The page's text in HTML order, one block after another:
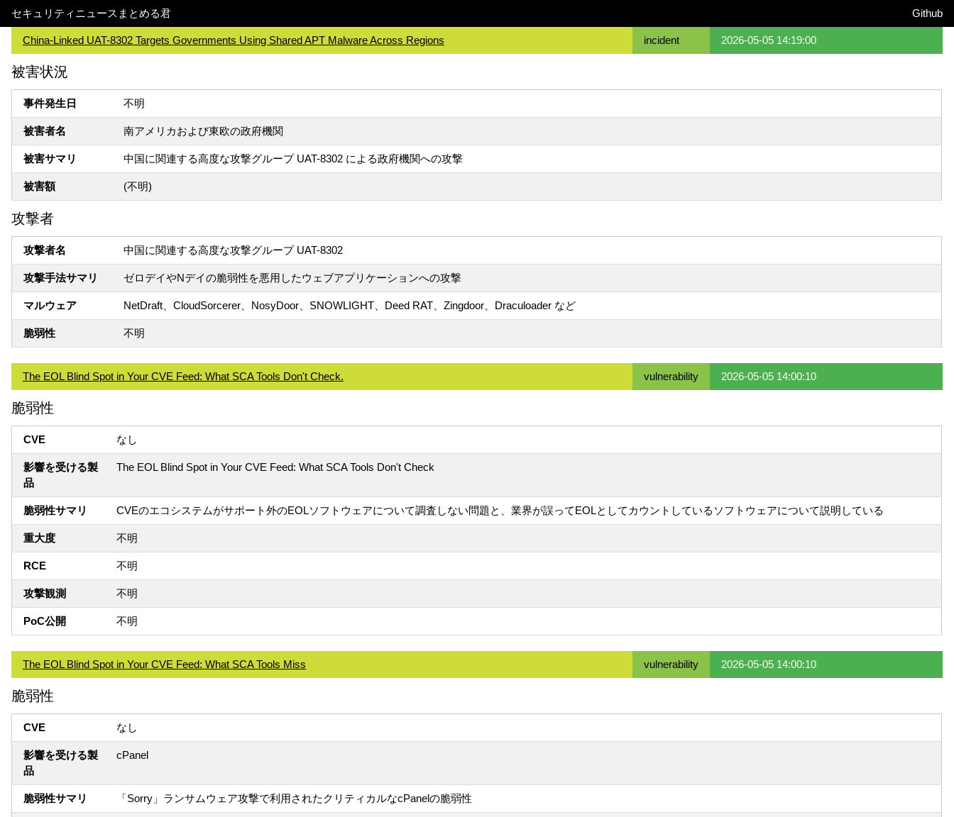
セキュリティニュースまとめる君 Github
China-Linked UAT-8302 Targets Governments Using Shared APT Malware Across Regions incident 2026-05-05 14:19:00
被害状況
事件発生日 不明
被害者名 南アメリカおよび東欧の政府機関
被害サマリ 中国に関連する高度な攻撃グループ UAT-8302 による政府機関への攻撃
被害額 (不明)
攻撃者
攻撃者名 中国に関連する高度な攻撃グループ UAT-8302
攻撃手法サマリ ゼロデイやNデイの脆弱性を悪用したウェブアプリケーションへの攻撃
マルウェア NetDraft、CloudSorcerer、NosyDoor、SNOWLIGHT、Deed RAT、Zingdoor、Draculoader など
脆弱性 不明
The EOL Blind Spot in Your CVE Feed: What SCA Tools Don't Check. vulnerability 2026-05-05 14:00:10
脆弱性
CVE なし
影響を受ける製
品
The EOL Blind Spot in Your CVE Feed: What SCA Tools Don't Check
脆弱性サマリ CVEのエコシステムがサポート外のEOLソフトウェアについて調査しない問題と、業界が誤ってEOLとしてカウントしているソフトウェアについて説明している
重大度 不明
RCE 不明
攻撃観測 不明
PoC公開 不明
The EOL Blind Spot in Your CVE Feed: What SCA Tools Miss vulnerability 2026-05-05 14:00:10
脆弱性
CVE なし
影響を受ける製
品
cPanel
脆弱性サマリ 「Sorry」ランサムウェア攻撃で利用されたクリティカルなcPanelの脆弱性